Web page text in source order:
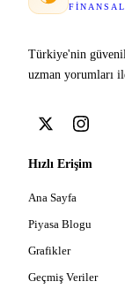
Türkiye'nin
uzman yorumları
Hızlı Erişim
Ana Sayfa
Piyasa Blogu
Grafikler
Geçmiş Veriler